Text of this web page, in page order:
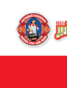
content